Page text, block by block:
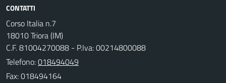
CONTATTI
Corso Italia n.7
18010 Triora (IM)
C.F. 81004270088 - P.Iva: 00214800088
Telefono:018494049
Fax: 018494164